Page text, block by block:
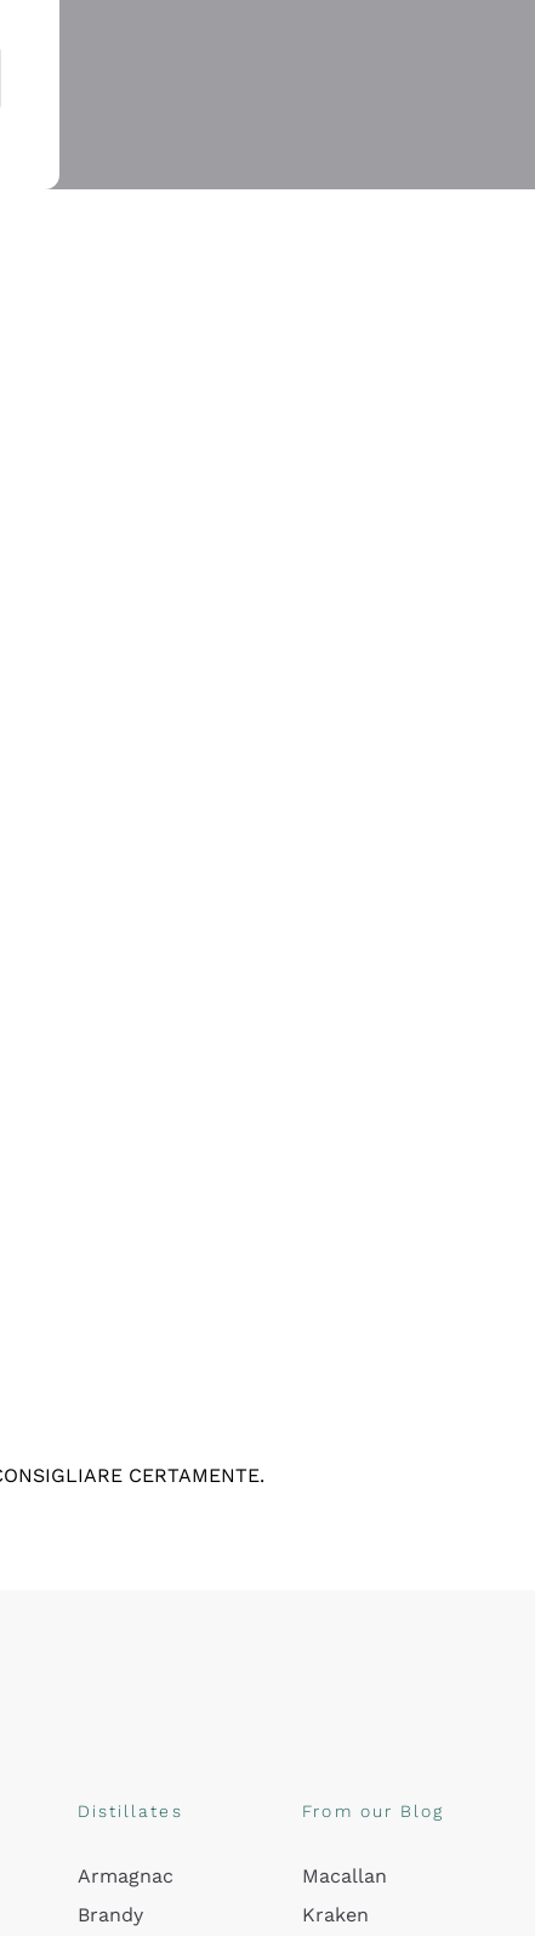
CERTAMENTE.
Distillates
Armagnac
Brandy
From our Blog
Macallan
Kraken